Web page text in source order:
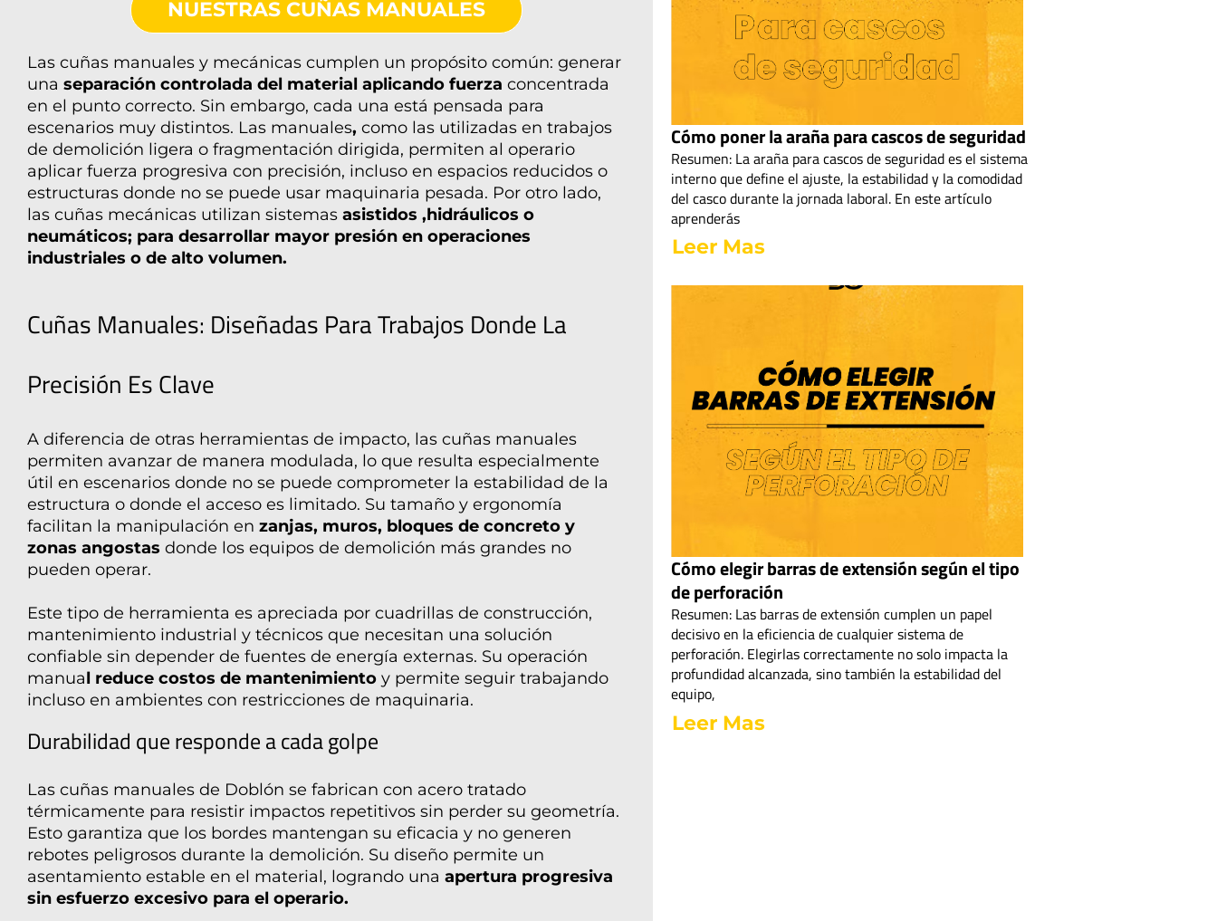
NUESTRAS CUÑAS MANUALES
Las cuñas manuales y mecánicas cumplen un propósito común: generar
una separación controlada del material aplicando fuerza concentrada
en el punto correcto. Sin embargo, cada una está pensada para
escenarios muy distintos. Las manuales, como las utilizadas en trabajos
de demolición ligera o fragmentación dirigida, permiten al operario
aplicar fuerza progresiva con precisión, incluso en espacios reducidos o
estructuras donde no se puede usar maquinaria pesada. Por otro lado,
las cuñas mecánicas utilizan sistemas asistidos ,hidráulicos o
neumáticos; para desarrollar mayor presión en operaciones
industriales o de alto volumen.
Cuñas Manuales: Diseñadas Para Trabajos Donde La
Precisión Es Clave
A diferencia de otras herramientas de impacto, las cuñas manuales
permiten avanzar de manera modulada, lo que resulta especialmente
útil en escenarios donde no se puede comprometer la estabilidad de la
estructura o donde el acceso es limitado. Su tamaño y ergonomía
facilitan la manipulación en zanjas, muros, bloques de concreto y
zonas angostas donde los equipos de demolición más grandes no
pueden operar.
Este tipo de herramienta es apreciada por cuadrillas de construcción,
mantenimiento industrial y técnicos que necesitan una solución
confiable sin depender de fuentes de energía externas. Su operación
manual reduce costos de mantenimiento y permite seguir trabajando
incluso en ambientes con restricciones de maquinaria.
Durabilidad que responde a cada golpe
Las cuñas manuales de Doblón se fabrican con acero tratado
térmicamente para resistir impactos repetitivos sin perder su geometría.
Esto garantiza que los bordes mantengan su eficacia y no generen
rebotes peligrosos durante la demolición. Su diseño permite un
asentamiento estable en el material, logrando una apertura progresiva
sin esfuerzo excesivo para el operario.
Cómo poner la araña para cascos de seguridad
Resumen: La araña para cascos de seguridad es el sistema
interno que define el ajuste, la estabilidad y la comodidad
del casco durante la jornada laboral. En este artículo
aprenderás
Leer Mas
Cómo elegir barras de extensión según el tipo
de perforación
Resumen: Las barras de extensión cumplen un papel
decisivo en la eficiencia de cualquier sistema de
perforación. Elegirlas correctamente no solo impacta la
profundidad alcanzada, sino también la estabilidad del
equipo,
Leer Mas